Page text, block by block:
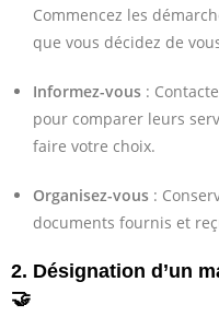
Commencez les
que vous décidez de
Informez-vous :
pour comparer leurs
faire votre choix.
Organisez-vous :
documents fournis et
2. Désignation d’un
🤝